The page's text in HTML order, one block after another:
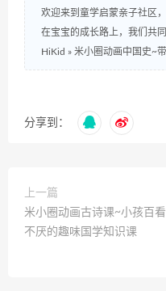
欢迎来到童学启蒙亲子社区
在宝宝的成长路上，我们共同
HiKid » 米小圈动画中国史~
分享到：
上一篇
米小圈动画古诗课~小孩百看
不厌的趣味国学知识课